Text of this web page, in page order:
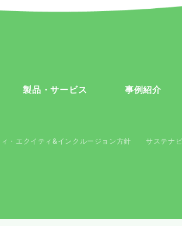
製品・サービス 事例紹介
・エクイティ&インクルージョン方針 サステナ